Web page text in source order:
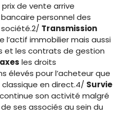
prix de vente arrive
personnel des
Transmission
l’actif immobilier mais aussi
et les contrats de gestion
les droits
élevés pour l’acheteur que
en direct.4/ Survie
son activité malgré
ses associés au sein du